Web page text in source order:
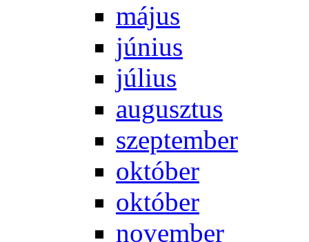
má­jus
jú­ni­us
jú­li­us
au­gusz­tus
szep­tem­ber
ok­tó­ber
ok­tó­ber
no­vem­ber